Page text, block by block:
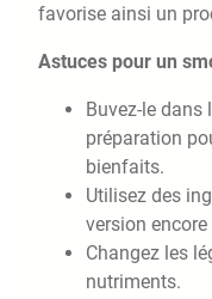
favorise ainsi un
Astuces pour un
Buvez-le dans
préparation
bienfaits.
Utilisez des
version
Changez les
nutriments.